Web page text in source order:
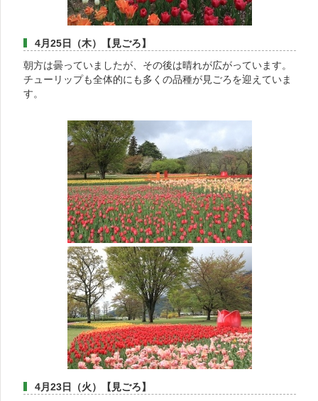
4月25日（木）【見ごろ】
朝方は曇っていましたが、その後は晴れが広がっています。
チューリップも全体的にも多くの品種が見ごろを迎えていま
す。
4月23日（火）【見ごろ】